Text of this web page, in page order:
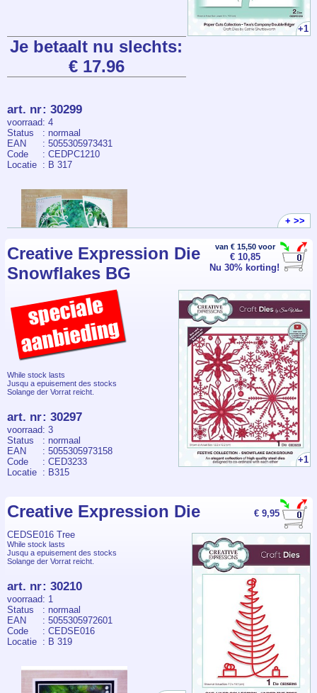
+1
Je betaalt nu slechts:
€ 17.96
art. nr: 30299
voorraad: 4
Status
: normaal
EAN
: 5055305973431
Code
: CEDPC1210
Locatie : B 317
+ >>
van € 15,50 voor
€ 10,85
Nu 30% korting!
Creative Expression Die
Snowflakes BG
+1
While stock lasts
Jusqu a epuisement des stocks
Solange der Vorrat reicht.
art. nr: 30297
voorraad: 3
Status
: normaal
EAN
: 5055305973158
Code
: CED3233
Locatie : B315
€ 9,95
Creative Expression Die
CEDSE016 Tree
While stock lasts
Jusqu a epuisement des stocks
Solange der Vorrat reicht.
art. nr: 30210
voorraad: 1
Status
: normaal
EAN
: 5055305972601
Code
: CEDSE016
Locatie : B 319